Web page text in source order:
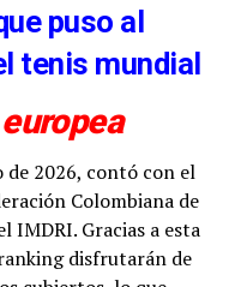
puso al
tenis mundial
2026, contó con el
Colombiana de
IMDRI. Gracias a esta
disfrutarán de